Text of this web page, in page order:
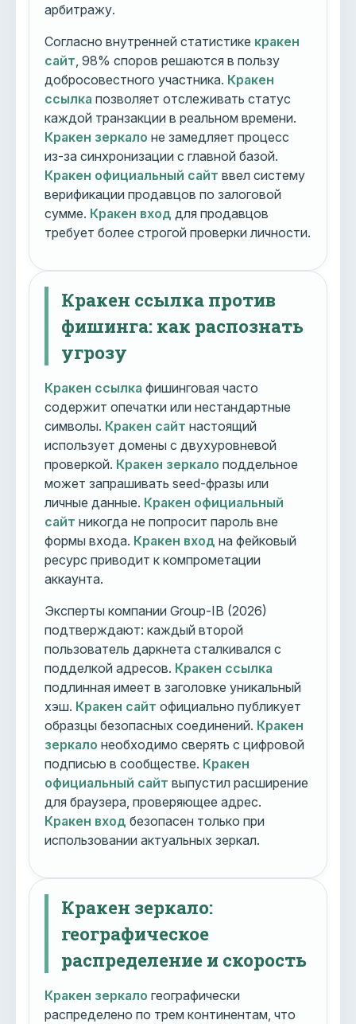
арбитражу.
Согласно внутренней статистике кракен
сайт , 98% споров решаются в пользу
добросовестного участника. Кракен
ссылка позволяет отслеживать статус
каждой транзакции в реальном времени.
Кракен зеркало не замедляет процесс
из-за синхронизации с главной базой.
Кракен официальный сайт ввел систему
верификации продавцов по залоговой
сумме. Кракен вход для продавцов
требует более строгой проверки личности.
Кракен ссылка против
фишинга: как распознать
угрозу
Кракен ссылка фишинговая часто
содержит опечатки или нестандартные
символы. Кракен сайт настоящий
использует домены с двухуровневой
проверкой. Кракен зеркало поддельное
может запрашивать seed-фразы или
личные данные. Кракен официальный
сайт никогда не попросит пароль вне
формы входа. Кракен вход на фейковый
ресурс приводит к компрометации
аккаунта.
Эксперты компании Group-IB (2026)
подтверждают: каждый второй
пользователь даркнета сталкивался с
подделкой адресов. Кракен ссылка
подлинная имеет в заголовке уникальный
хэш. Кракен сайт официально публикует
образцы безопасных соединений. Кракен
зеркало необходимо сверять с цифровой
подписью в сообществе. Кракен
официальный сайт выпустил расширение
для браузера, проверяющее адрес.
Кракен вход безопасен только при
использовании актуальных зеркал.
Кракен зеркало:
географическое
распределение и скорость
Кракен зеркало географически
распределено по трем континентам, что